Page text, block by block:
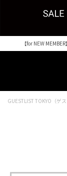
Shopping
【for NEW
GUESTLIST TOKYO（ゲ